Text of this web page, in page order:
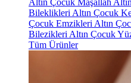
Altın Çocuk Maşallah
Bileklikleri Altın Çocuk
Çocuk Emzikleri Altın
Bilezikleri Altın Çocuk
Tüm Ürünler